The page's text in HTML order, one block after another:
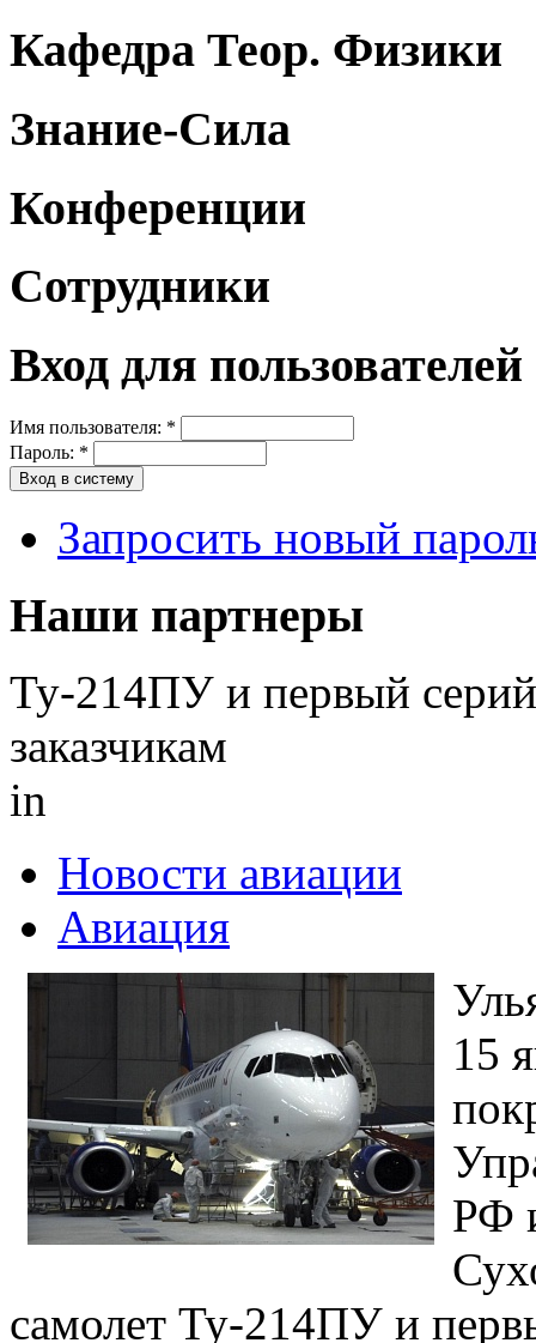
Кафедра Теор. Физики
Знание-Сила
Конференции
Сотрудники
Вход для пользователей
Имя пользователя: *
Пароль: *
Запросить новый
Наши партнеры
Ту-214ПУ и первый
заказчикам
in
Новости авиации
Авиация
15
РФ
самолет Ту-214ПУ и